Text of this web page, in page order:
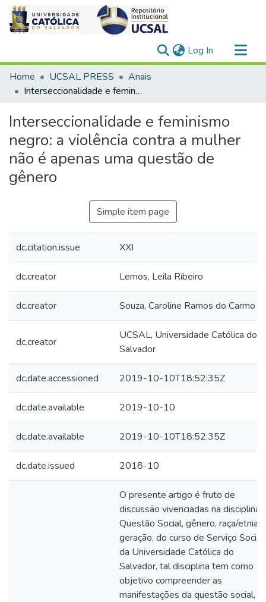
Log In (current)
Communities & Collections
All of DSpace
Home UCSAL PRESS
Anais
Interseccionalidade e feminismo negro: a violência contra a mulher não é apenas uma questão de gênero
Interseccionalidade e feminismo
negro: a violência contra a mulher
não é apenas uma questão de
gênero
Simple item page
dc.citation.issue XXI
dc.creator Lemos, Leila Ribeiro
dc.creator Souza, Caroline Ramos do Carmo
dc.creator
UCSAL, Universidade Católica do
Salvador
dc.date.accessioned 2019-10-10T18:52:35Z
dc.date.available 2019-10-10
dc.date.available 2019-10-10T18:52:35Z
dc.date.issued 2018-10
O presente artigo é fruto de
discussão vivenciadas na disciplina
Questão Social, gênero, raça/etnia,
geração, do curso de Serviço Social
da Universidade Católica do
Salvador, tal disciplina tem como
objetivo compreender as
manifestações da questão social, a